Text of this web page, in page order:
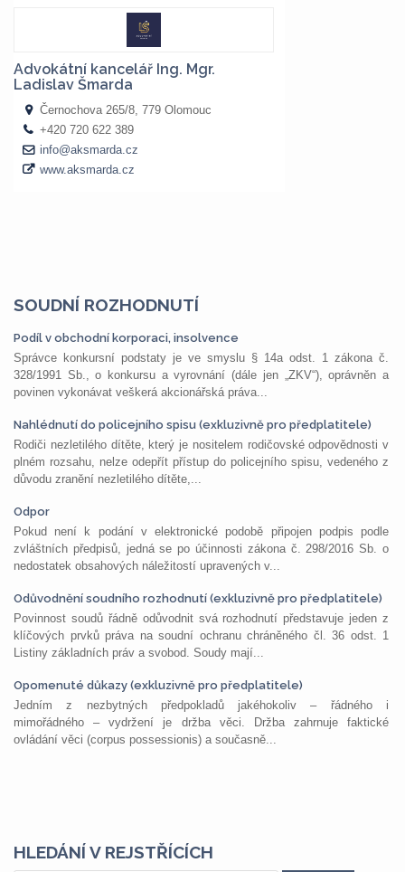
SOUDNÍ ROZHODNUTÍ
Podíl v obchodní korporaci, insolvence
Správce konkursní podstaty je ve smyslu § 14a odst. 1 zákona č.
328/1991 Sb., o konkursu a vyrovnání (dále jen „ZKV“), oprávněn a
povinen vykonávat veškerá akcionářská práva...
Nahlédnutí do policejního spisu (exkluzivně pro předplatitele)
Rodiči nezletilého dítěte, který je nositelem rodičovské odpovědnosti v
plném rozsahu, nelze odepřít přístup do policejního spisu, vedeného z
důvodu zranění nezletilého dítěte,...
Odpor
Pokud není k podání v elektronické podobě připojen podpis podle
zvláštních předpisů, jedná se po účinnosti zákona č. 298/2016 Sb. o
nedostatek obsahových náležitostí upravených v...
Odůvodnění soudního rozhodnutí (exkluzivně pro předplatitele)
Povinnost soudů řádně odůvodnit svá rozhodnutí představuje jeden z
klíčových prvků práva na soudní ochranu chráněného čl. 36 odst. 1
Listiny základních práv a svobod. Soudy mají...
Opomenuté důkazy (exkluzivně pro předplatitele)
Jedním z nezbytných předpokladů jakéhokoliv – řádného i
mimořádného – vydržení je držba věci. Držba zahrnuje faktické
ovládání věci (corpus possessionis) a současně...
HLEDÁNÍ V REJSTŘÍCÍCH